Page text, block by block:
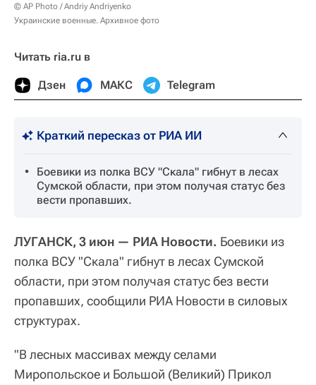
© AP Photo / Andriy Andriyenko
Украинские военные. Архивное фото
Читать ria.ru в
Дзен МАКС Telegram
Краткий пересказ от РИА ИИ
Боевики из полка ВСУ "Скала" гибнут в лесах
Сумской области, при этом получая статус без
вести пропавших.
ЛУГАНСК, 3 июн — РИА Новости. Боевики из
полка ВСУ "Скала" гибнут в лесах Сумской
области, при этом получая статус без вести
пропавших, сообщили РИА Новости в силовых
структурах.
"В лесных массивах между селами
Миропольское и Большой (Великий) Прикол